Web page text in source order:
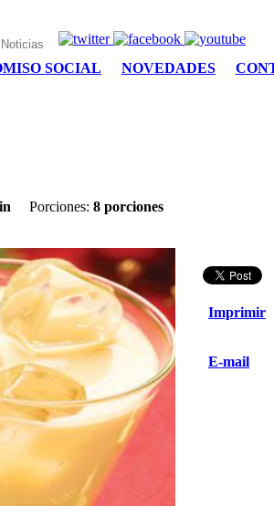
SOCIAL NOVEDADES
Porciones: 8 porciones
Imprimir
E-mail